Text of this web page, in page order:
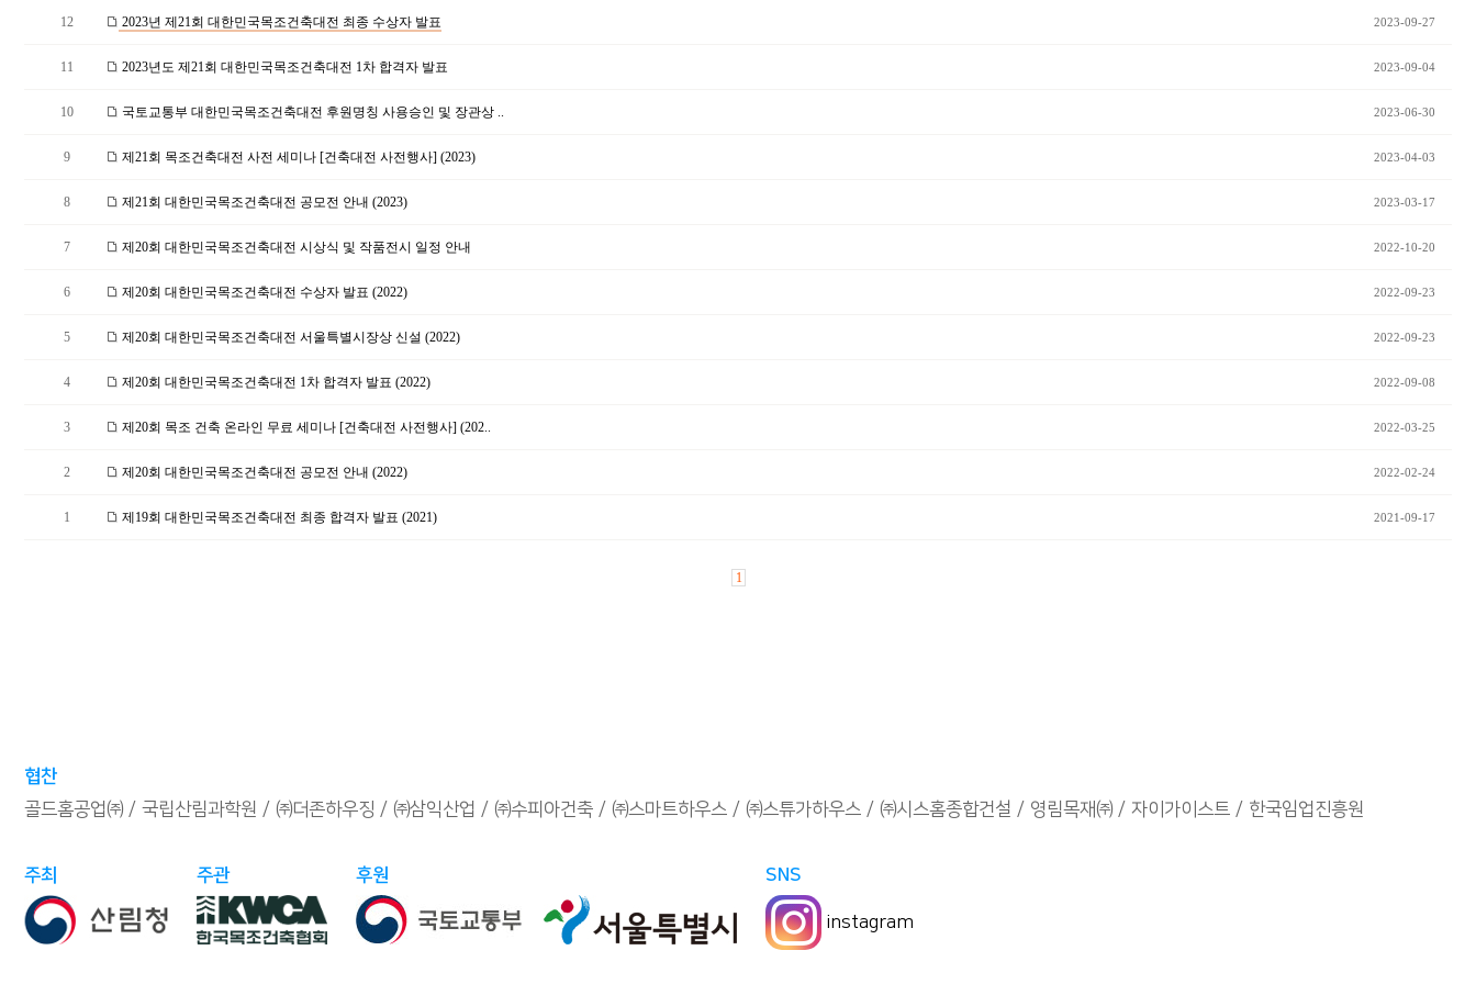
12 2023년 제21회 대한민국목조건축대전 최종 수상자 발표 2023-09-27
11 2023년도 제21회 대한민국목조건축대전 1차 합격자 발표 2023-09-04
10 국토교통부 대한민국목조건축대전 후원명칭 사용승인 및 장관상 .. 2023-06-30
9 제21회 목조건축대전 사전 세미나 [건축대전 사전행사] (2023) 2023-04-03
8 제21회 대한민국목조건축대전 공모전 안내 (2023) 2023-03-17
7 제20회 대한민국목조건축대전 시상식 및 작품전시 일정 안내 2022-10-20
6 제20회 대한민국목조건축대전 수상자 발표 (2022) 2022-09-23
5 제20회 대한민국목조건축대전 서울특별시장상 신설 (2022) 2022-09-23
4 제20회 대한민국목조건축대전 1차 합격자 발표 (2022) 2022-09-08
3 제20회 목조 건축 온라인 무료 세미나 [건축대전 사전행사] (202.. 2022-03-25
2 제20회 대한민국목조건축대전 공모전 안내 (2022) 2022-02-24
1 제19회 대한민국목조건축대전 최종 합격자 발표 (2021) 2021-09-17
1
협찬
골드홈공업㈜
국립산림과학원 ㈜더존하우징 ㈜삼익산업 ㈜수피아건축 ㈜스마트하우스 ㈜스튜가하우스 ㈜시스홈종합건설 영림목재㈜ 자이가이스트 한국임업진흥원
주최 주관 후원 SNS
instagram